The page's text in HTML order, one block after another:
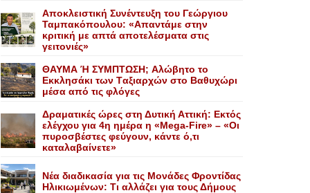
Αποκλειστική Συνέντευξη του Γεώργιου
Ταμπακόπουλου: «Απαντάμε στην
κριτική με απτά αποτελέσματα στις
γειτονιές»
ΘΑΥΜΑ Ή ΣΥΜΠΤΩΣΗ; Aλώβητο το
Eκκλησάκι των Tαξιαρχών στο Bαθυχώρι
μέσα από τις φλόγες
Δραματικές ώρες στη Δυτική Αττική: Εκτός
ελέγχου για 4η ημέρα η «Mega-Fire» – «Οι
πυροσβέστες φεύγουν, κάντε ό,τι
καταλαβαίνετε»
Nέα διαδικασία για τις Mονάδες Φροντίδας
Hλικιωμένων: Tι αλλάζει για τους Δήμους